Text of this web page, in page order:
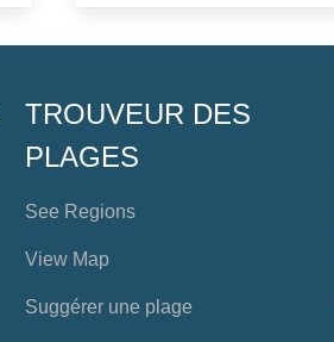
TROUVEUR DES
PLAGES
See Regions
View Map
Suggérer une plage